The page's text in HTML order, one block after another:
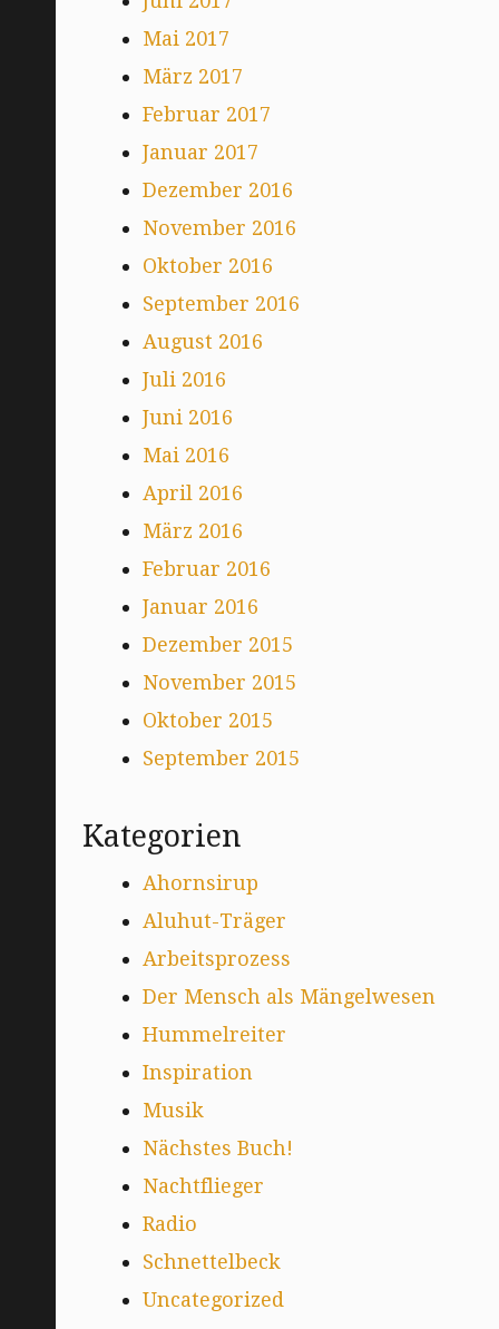
Mai 2017
März 2017
Februar 2017
Januar 2017
Dezember 2016
November 2016
Oktober 2016
September 2016
August 2016
Juli 2016
Juni 2016
Mai 2016
April 2016
März 2016
Februar 2016
Januar 2016
Dezember 2015
November 2015
Oktober 2015
September 2015
Kategorien
Ahornsirup
Aluhut-Träger
Arbeitsprozess
Der Mensch als Mängelwesen
Hummelreiter
Inspiration
Musik
Nächstes Buch!
Nachtflieger
Radio
Schnettelbeck
Uncategorized